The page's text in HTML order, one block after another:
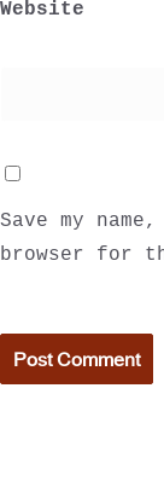
Website
Save my
browser for